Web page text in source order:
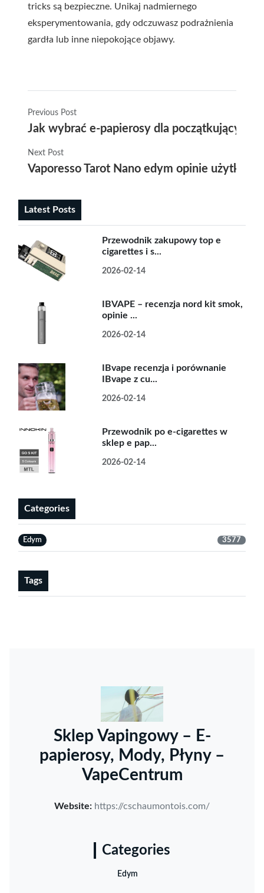
tricks są bezpieczne. Unikaj nadmiernego
eksperymentowania, gdy odczuwasz podrażnienia
gardła lub inne niepokojące objawy.
Previous Post
Jak wybrać e-papierosy dla początkujących
Next Post
Vaporesso Tarot Nano edym opinie
Latest Posts
Przewodnik zakupowy top e
cigarettes i s...
2026-02-14
IBVAPE – recenzja nord kit smok,
opinie ...
2026-02-14
IBvape recenzja i porównanie
IBvape z cu...
2026-02-14
Przewodnik po e-cigarettes w
sklep e pap...
2026-02-14
Categories
Edym 3577
Tags
Sklep Vapingowy – E-
papierosy, Mody, Płyny –
VapeCentrum
Website: https://cschaumontois.com/
Categories
Edym